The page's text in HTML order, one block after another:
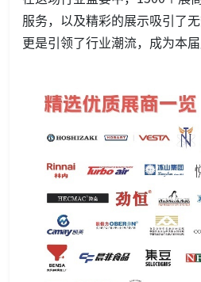
服务，以及精彩的展示吸引了
更是引领了行业潮流，成为本届